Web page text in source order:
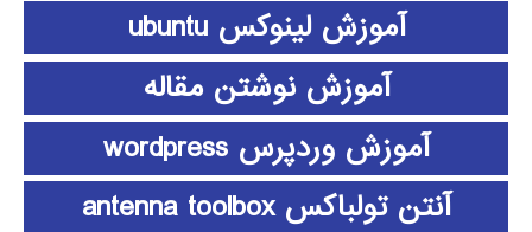
آموزش لینوکس ubuntu
آموزش نوشتن مقاله
آموزش وردپرس wordpress
آنتن تولباکس antenna toolbox